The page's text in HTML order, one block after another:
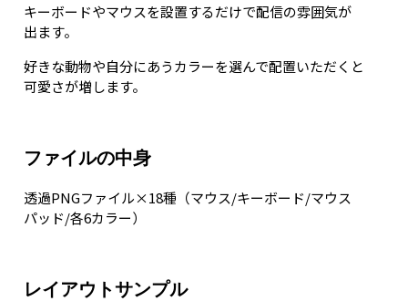
キーボードやマウスを設置するだけで配信の雰囲気が
出ます。
好きな動物や自分にあうカラーを選んで配置いただくと
可愛さが増します。
ファイルの中身
透過PNGファイル×18種（マウス/キーボード/マウス
パッド/各6カラー）
レイアウトサンプル